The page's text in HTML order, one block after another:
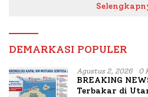
DEMARKASI POPULER
Agustus 2, 2026 0
BREAKING
Terbakar di